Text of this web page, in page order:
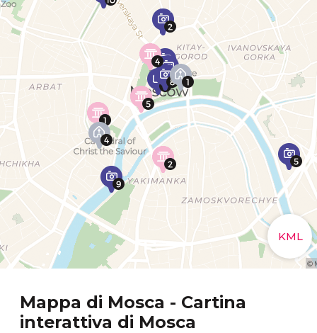
Mappa di Mosca - Cartina
interattiva di Mosca